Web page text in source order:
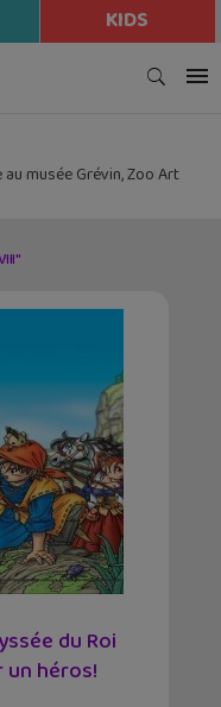
KIDS
musée Grévin, Zoo Art
du Roi
un héros!